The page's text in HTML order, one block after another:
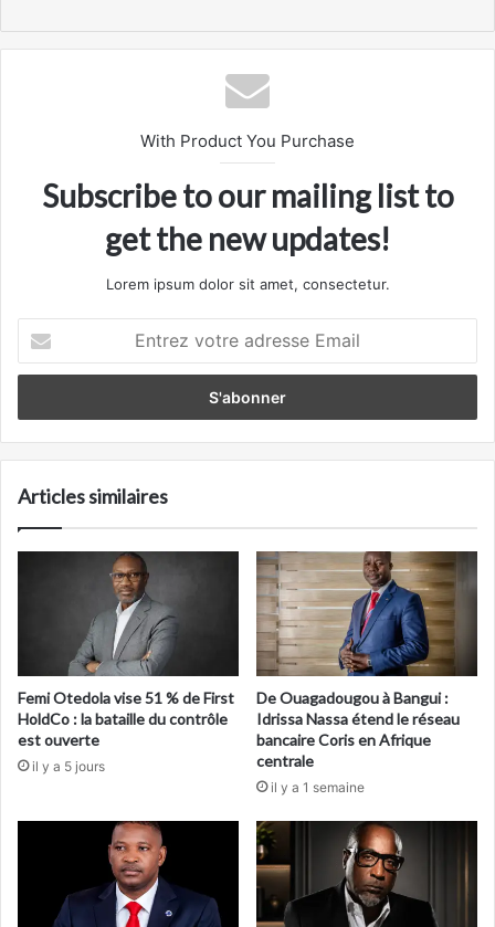
With Product You Purchase
Subscribe to our mailing list to
get the new updates!
Lorem ipsum dolor sit amet, consectetur.
votre
adresse
Articles similaires
Femi Otedola vise 51 % de First
HoldCo : la bataille du contrôle
est ouverte
il y a 5 jours
De Ouagadougou à Bangui :
Idrissa Nassa étend le réseau
bancaire Coris en Afrique
centrale
il y a 1 semaine